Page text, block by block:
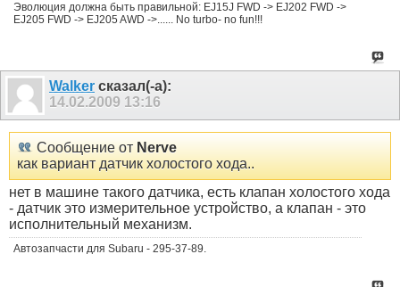
Эволюция должна быть правильной: EJ15J FWD -> EJ202 FWD ->
EJ205 FWD -> EJ205 AWD ->...... No turbo- no fun!!!
Walker сказал(-а):
14.02.2009 13:16
Сообщение от Nerve
как вариант датчик холостого хода..
нет в машине такого датчика, есть клапан холостого хода
- датчик это измерительное устройство, а клапан - это
исполнительный механизм.
Автозапчасти для Subaru - 295-37-89.